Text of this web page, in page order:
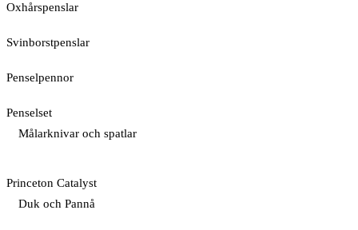
Oxhårspenslar
Svinborstpenslar
Penselpennor
Penselset
Målarknivar och spatlar
Princeton Catalyst
Duk och Pannå